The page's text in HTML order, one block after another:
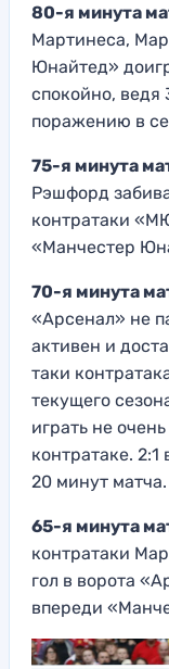
80-я минута
Мартинеса,
Юнайтед»
спокойно, ведя
поражению в
75-я минута
Рэшфорд
контратаки
«Манчестер
70-я минута
«Арсенал» не
активен и
таки
текущего
играть не
контратаке.
20 минут матча.
65-я минута
контратаки
гол в ворота
впереди